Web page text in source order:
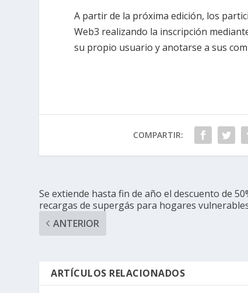
A partir de la próxima edición, los
Web3 realizando la inscripción
su propio usuario y anotarse a sus
COMPARTIR:
Se extiende hasta fin de año el descuento de
recargas de supergás para hogares
ANTERIOR
ARTÍCULOS RELACIONADOS